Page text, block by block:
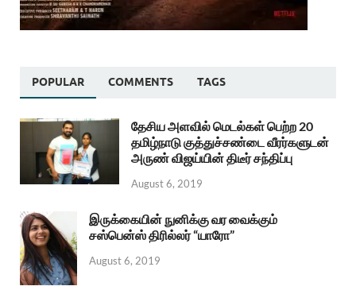
POPULAR COMMENTS TAGS
தேசிய அளவில் மெடல்கள் பெற்ற 20
தமிழ்நாடு குத்துச்சண்டை வீரர்களுடன்
அருண் விஜய்யின் திடீர் சந்திப்பு
August 6, 2019
இருக்கையின் நுனிக்கு வர வைக்கும்
சஸ்பென்ஸ் திரில்லர் “யாரோ”
August 6, 2019